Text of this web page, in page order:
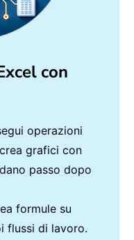
con
operazioni
grafici con
passo dopo
formule su
flussi di lavoro.